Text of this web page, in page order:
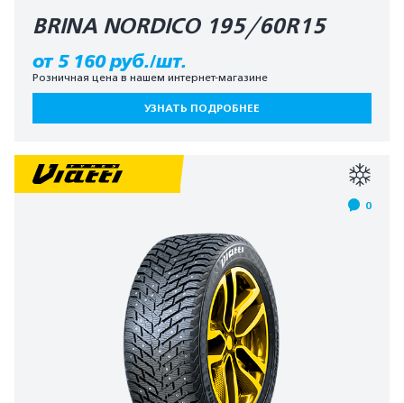
BRINA NORDICO 195/60R15
от 5 160 руб./шт.
Розничная цена в нашем интернет-магазине
УЗНАТЬ ПОДРОБНЕЕ
0